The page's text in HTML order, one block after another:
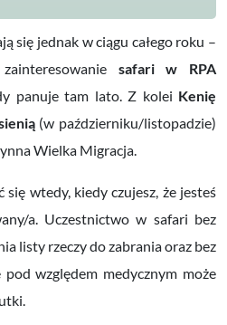
się jednak w ciągu całego roku –
safari w RPA
panuje tam lato. Z kolei Kenię
(w październiku/listopadzie)
Wielka Migracja.
wtedy, kiedy czujesz, że jesteś
a. Uczestnictwo w safari bez
listy rzeczy do zabrania oraz bez
względem medycznym może